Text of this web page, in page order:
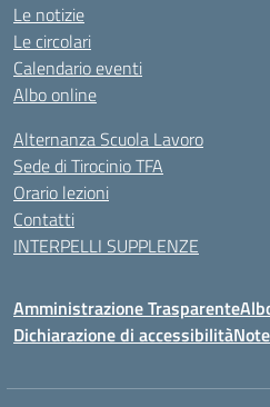
Le notizie
Le circolari
Calendario eventi
Albo online
Alternanza Scuola Lavoro
Sede di Tirocinio TFA
Orario lezioni
Contatti
INTERPELLI SUPPLENZE
Amministrazione Trasparente
Dichiarazione di accessibilità